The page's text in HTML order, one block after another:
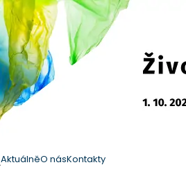
AktuálněO násKontakty